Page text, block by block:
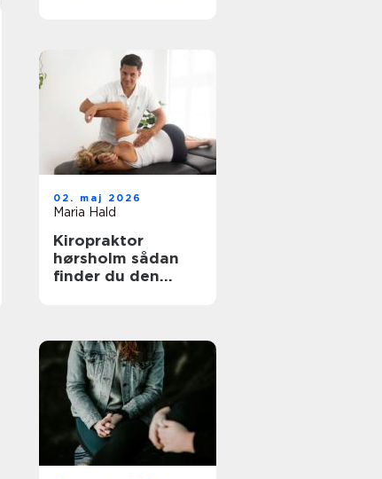
02. maj 2026
Maria Hald
Kiropraktor
hørsholm sådan
finder du den